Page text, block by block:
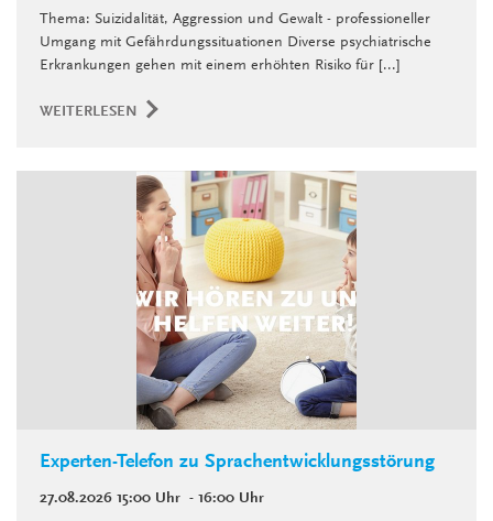
Thema: Suizidalität, Aggression und Gewalt - professioneller
Umgang mit Gefährdungssituationen Diverse psychiatrische
Erkrankungen gehen mit einem erhöhten Risiko für [...]
WEITERLESEN
Experten-Telefon zu Sprachentwicklungsstörung
27.08.2026 15:00 Uhr - 16:00 Uhr